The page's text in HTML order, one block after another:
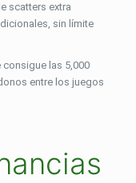
scatters extra
sin límite
las 5,000
entre los juegos